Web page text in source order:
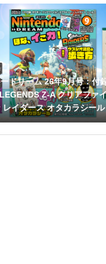
ドリーム 26年9月号：付
Z-A クリアファ
レイダース オタカラシール